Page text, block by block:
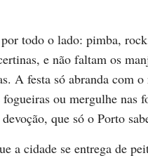
todo o lado: pimba,
e não faltam os
A festa só abranda com
ou mergulhe nas
que só o Porto
a cidade se entrega de